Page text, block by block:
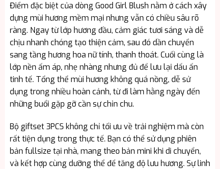
Điểm đặc biệt của dòng Good Girl Blush nằm ở cách xây
dựng mùi hương mềm mại nhưng vẫn có chiều sâu rõ
ràng. Ngay từ lớp hương đầu, cảm giác tươi sáng và dễ
chịu nhanh chóng tạo thiện cảm, sau đó dần chuyển
sang tầng hương hoa nữ tính, thanh thoát. Cuối cùng là
lớp nền ấm áp, nhẹ nhàng nhưng đủ để lưu lại dấu ấn
tinh tế. Tổng thể mùi hương không quá nồng, dễ sử
dụng trong nhiều hoàn cảnh, từ đi làm hằng ngày đến
những buổi gặp gỡ cần sự chỉn chu.
Bộ giftset 3PCS không chỉ tối ưu về trải nghiệm mà còn
rất tiện dụng trong thực tế. Bạn có thể sử dụng phiên
bản fullsize tại nhà, mang theo bản mini khi di chuyển,
và kết hợp cùng dưỡng thể để tăng độ lưu hương. Sự linh